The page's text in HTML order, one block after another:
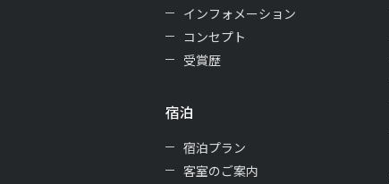
インフォメーション
コンセプト
受賞歴
宿泊
宿泊プラン
客室のご案内